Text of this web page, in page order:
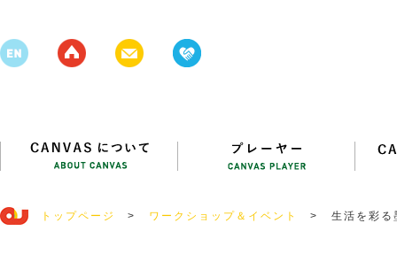
トップページ > ワークショップ＆イベント > 生活を彩